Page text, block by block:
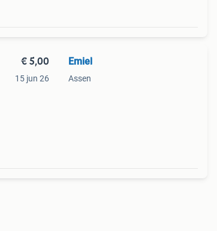
€ 5,00
15 jun 26
Emiel
Assen